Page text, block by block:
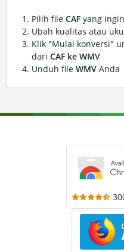
Pilih file CAFyang
Ubah kualitas atau
Klik "Mulai konversi"
dari CAF ke WMV
Unduh file WMVAnda